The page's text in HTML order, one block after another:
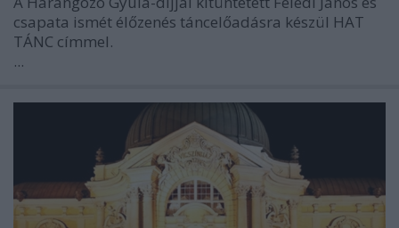
csapata ismét élőzenés táncelőadásra készül HAT
TÁNC címmel.
...